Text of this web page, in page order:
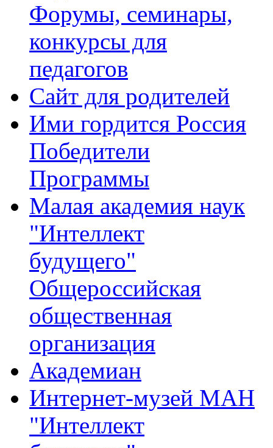
Форумы, семинары,
конкурсы для
педагогов
Сайт для родителей
Ими гордится Россия
Победители
Программы
Малая академия наук
"Интеллект
будущего"
Общероссийская
общественная
организация
Академиан
Интернет-музей МАН
"Интеллект